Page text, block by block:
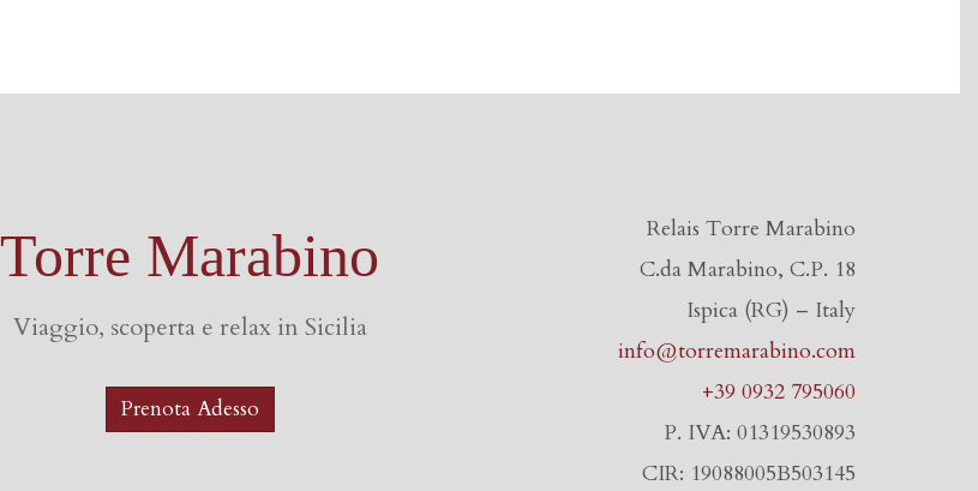
Torre Marabino
Viaggio, scoperta e relax in Sicilia
Prenota Adesso
Relais Torre Marabino
C.da Marabino, C.P. 18
Ispica (RG) – Italy
info@torremarabino.com
+39 0932 795060
P. IVA: 01319530893
CIR: 19088005B503145